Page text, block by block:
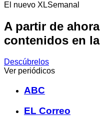
El nuevo XLSemanal
A partir de
contenidos en
Descúbrelos
Ver periódicos
ABC
EL Correo